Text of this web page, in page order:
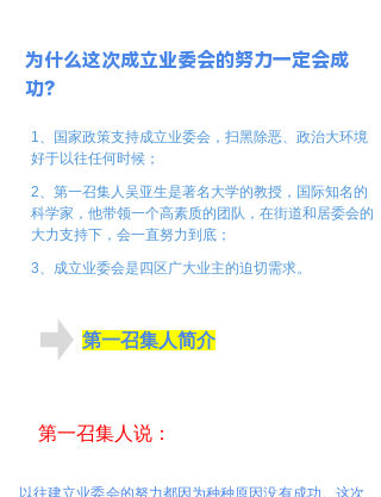
为什么这次成立业委会的努力一定会成
功？
1、国家政策支持成立业委会，扫黑除恶、政治大环境
好于以往任何时候；
2、第一召集人吴亚生是著名大学的教授，国际知名的
科学家，他带领一个高素质的团队，在街道和居委会的
大力支持下，会一直努力到底；
3、成立业委会是四区广大业主的迫切需求。
第一召集人简介
第一召集人说：
以往建立业委会的努力都因为种种原因没有成功。这次